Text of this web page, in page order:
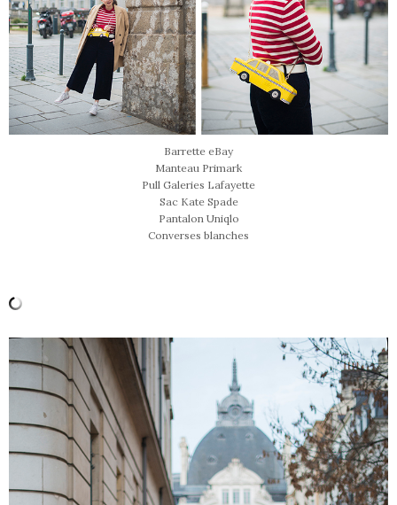
Barrette eBay
Manteau Primark
Pull Galeries Lafayette
Sac Kate Spade
Pantalon Uniqlo
Converses blanches